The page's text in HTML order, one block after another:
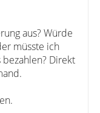
aus? Würde
müsste ich
Direkt